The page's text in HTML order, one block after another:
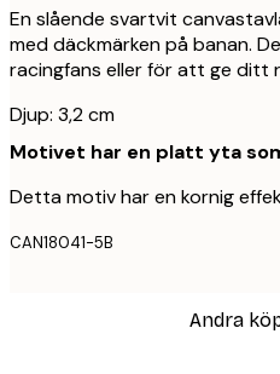
En slående svartvit
med däckmärken på banan.
racingfans eller för att ge ditt
Djup: 3,2 cm
Motivet har en platt yta
Detta motiv har en kornig
CAN18041-5B
Andra